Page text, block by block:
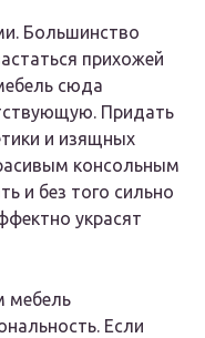
Большинство
прихожей
сюда
Придать
и изящных
консольным
и без того сильно
украсят
мебель
Если